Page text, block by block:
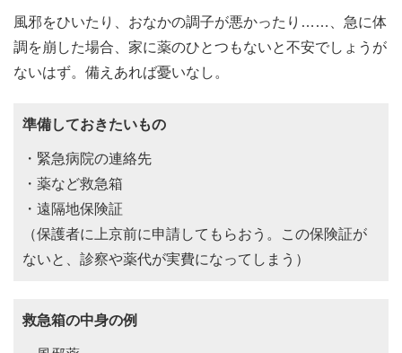
風邪をひいたり、おなかの調子が悪かったり……、急に体
調を崩した場合、家に薬のひとつもないと不安でしょうが
ないはず。備えあれば憂いなし。
準備しておきたいもの
・緊急病院の連絡先
・薬など救急箱
・遠隔地保険証
（保護者に上京前に申請してもらおう。この保険証が
ないと、診察や薬代が実費になってしまう）
救急箱の中身の例